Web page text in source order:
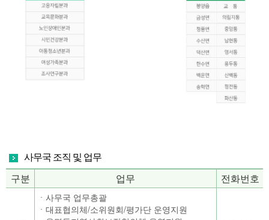
사무국 조직 및 업무
구분 업무 전화번호
ㆍ사무국 업무총괄
ㆍ대표협의체/소위원회/평가단 운영지원